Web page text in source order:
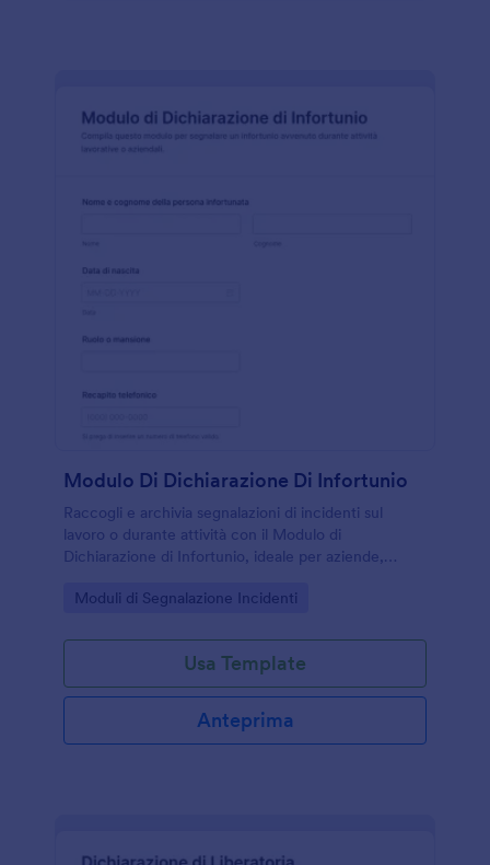
Modulo Di Dichiarazione Di Infortunio
Raccogli e archivia segnalazioni di incidenti sul
lavoro o durante attività con il Modulo di
Dichiarazione di Infortunio, ideale per aziende,
ordinata con Jotform.
Go to Category:
Moduli di Segnalazione Incidenti
Usa Template
Anteprima